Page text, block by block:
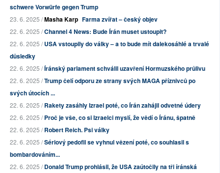
schwere Vorwürfe gegen Trump
23. 6. 2025 /Masha Karp Farma zvířat – český objev
22. 6. 2025 /Channel 4 News: Bude Írán muset ustoupit?
22. 6. 2025 /USA vstoupily do války – a to bude mít dalekosáhlé a trvalé
důsledky
22. 6. 2025 /Íránský parlament schválil uzavření Hormuzského průlivu
22. 6. 2025 /Trump čelí odporu ze strany svých MAGA příznivců po
svých útocích ...
22. 6. 2025 /Rakety zasáhly Izrael poté, co Írán zahájil odvetné údery
22. 6. 2025 /Proč je vše, co si Izraelci myslí, že vědí o Íránu, špatně
22. 6. 2025 /Robert Reich. Psi války
22. 6. 2025 /Sériový pedofil se vyhnul vězení poté, co souhlasil s
bombardováním...
22. 6. 2025 /Donald Trump prohlásil, že USA zaútočily na tři íránská